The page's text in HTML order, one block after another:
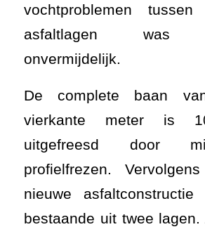
vochtproblemen
asfaltlagen was
onvermijdelijk.
De complete baan
vierkante meter is
uitgefreesd door
profielfrezen.
nieuwe asfaltconstructie
bestaande uit twee